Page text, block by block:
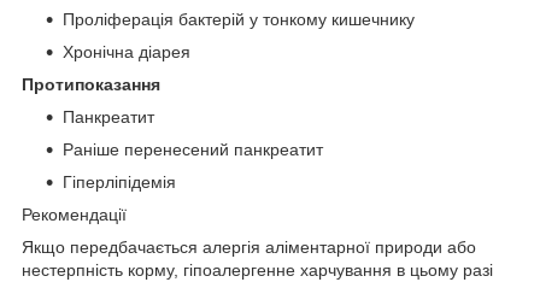
Проліферація бактерій у тонкому кишечнику
Хронічна діарея
Протипоказання
Панкреатит
Раніше перенесений панкреатит
Гіперліпідемія
Рекомендації
Якщо передбачається алергія аліментарної природи або
нестерпність корму, гіпоалергенне харчування в цьому разі